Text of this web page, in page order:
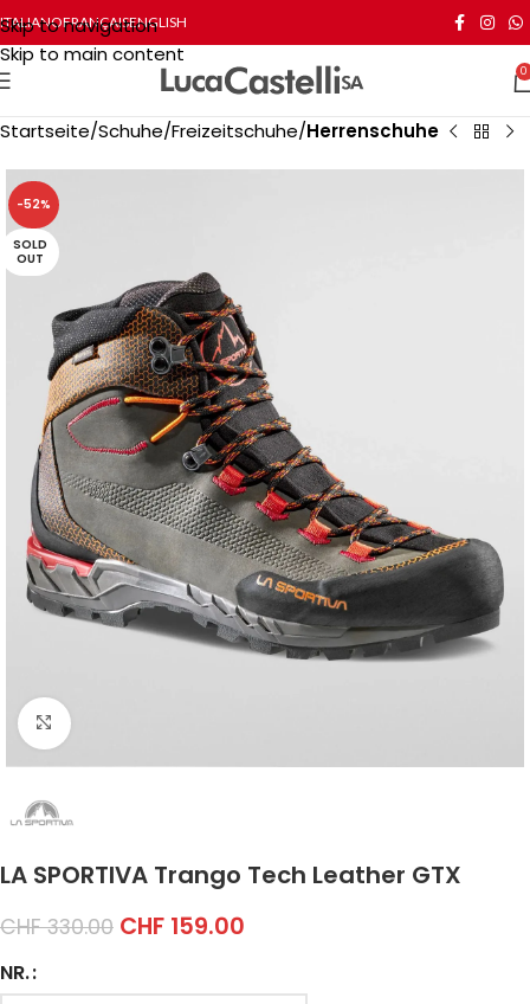
Skip to navigation
Skip to main content
ITALIANOFRANÇAISENGLISH
0
Startseite Schuhe Freizeitschuhe Herrenschuhe
-52%
SOLD
OUT
Click to enlarge
LA SPORTIVA Trango Tech Leather GTX
CHF330.00 CHF 159.00
NR.